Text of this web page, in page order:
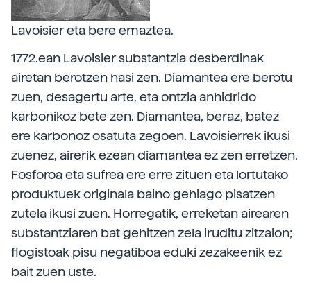
Lavoisier eta bere emaztea.
1772.ean Lavoisier substantzia desberdinak
airetan berotzen hasi zen. Diamantea ere berotu
zuen, desagertu arte, eta ontzia anhidrido
karbonikoz bete zen. Diamantea, beraz, batez
ere karbonoz osatuta zegoen. Lavoisierrek ikusi
zuenez, airerik ezean diamantea ez zen erretzen.
Fosforoa eta sufrea ere erre zituen eta lortutako
produktuek originala baino gehiago pisatzen
zutela ikusi zuen. Horregatik, erreketan airearen
substantziaren bat gehitzen zela iruditu zitzaion;
flogistoak pisu negatiboa eduki zezakeenik ez
bait zuen uste.